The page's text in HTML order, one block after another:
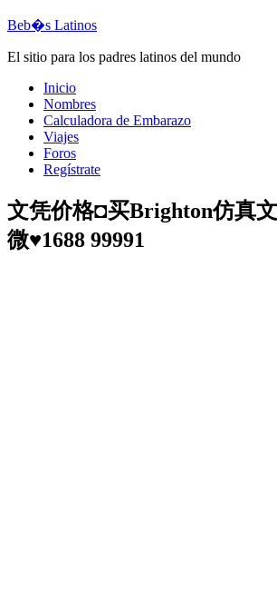
Beb�s Latinos
El sitio para los padres latinos del mundo
Inicio
Nombres
Calculadora de Embarazo
Viajes
Foros
Regístrate
文凭价格◘买Brighton仿真
微♥1688 99991